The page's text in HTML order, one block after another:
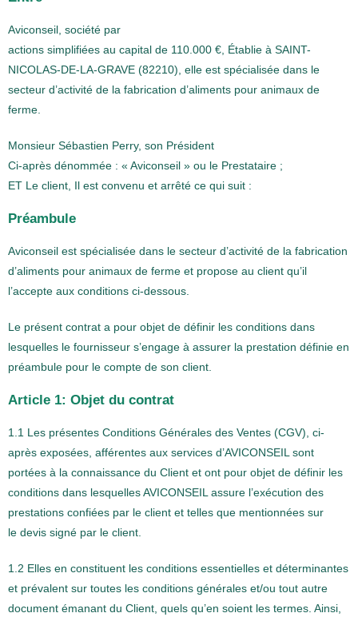
Aviconseil, société par
actions simplifiées au capital de 110.000 €, Établie à SAINT-
NICOLAS-DE-LA-GRAVE (82210), elle est spécialisée dans le
secteur d’activité de la fabrication d’aliments pour animaux de
ferme.
Monsieur Sébastien Perry, son Président
Ci-après dénommée : « Aviconseil » ou le Prestataire ;
ET Le client, Il est convenu et arrêté ce qui suit :
Préambule
Aviconseil est spécialisée dans le secteur d’activité de la fabrication
d’aliments pour animaux de ferme et propose au client qu’il
l’accepte aux conditions ci-dessous.
Le présent contrat a pour objet de définir les conditions dans
lesquelles le fournisseur s’engage à assurer la prestation définie en
préambule pour le compte de son client.
Article 1: Objet du contrat
1.1 Les présentes Conditions Générales des Ventes (CGV), ci-
après exposées, afférentes aux services d’AVICONSEIL sont
portées à la connaissance du Client et ont pour objet de définir les
conditions dans lesquelles AVICONSEIL assure l’exécution des
prestations confiées par le client et telles que mentionnées sur
le devis signé par le client.
1.2 Elles en constituent les conditions essentielles et déterminantes
et prévalent sur toutes les conditions générales et/ou tout autre
document émanant du Client, quels qu’en soient les termes. Ainsi,